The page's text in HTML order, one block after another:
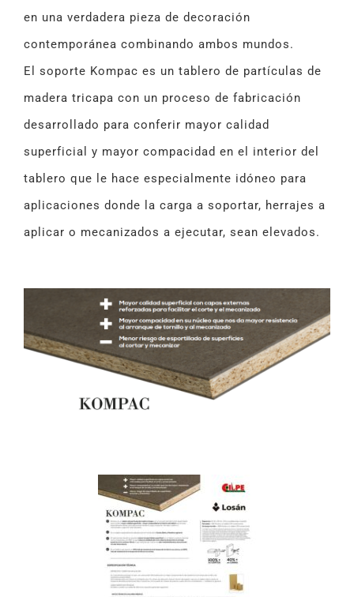
en una verdadera pieza de decoración
contemporánea combinando ambos mundos.
El soporte Kompac es un tablero de partículas de
madera tricapa con un proceso de fabricación
desarrollado para conferir mayor calidad
superficial y mayor compacidad en el interior del
tablero que le hace especialmente idóneo para
aplicaciones donde la carga a soportar, herrajes a
aplicar o mecanizados a ejecutar, sean elevados.